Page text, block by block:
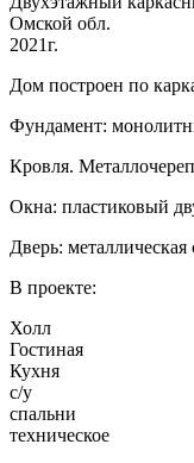
Омской обл.
2021г.
Дом построен по
Фундамент:
Кровля.
Окна: пластиковый
Дверь:
В проекте:
Холл
Гостиная
Кухня
с/у
спальни
техническое